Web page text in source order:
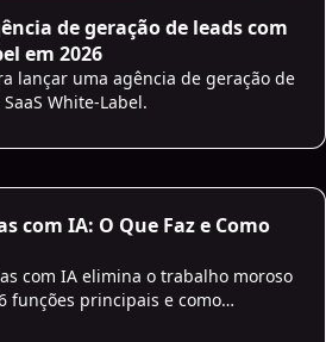
de geração de leads com
em 2026
lançar uma agência de geração de
White-Label.
com IA: O Que Faz e Como
com IA elimina o trabalho moroso
funções principais e como